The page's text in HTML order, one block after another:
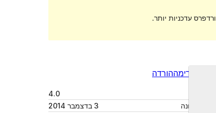
עדכניות יותר.
מקדימההורדה
4.0
לאחרונה
3 בדצמבר 2014